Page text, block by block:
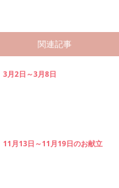
関連記事
3月2日～3月8日
11月13日～11月19日のお献立